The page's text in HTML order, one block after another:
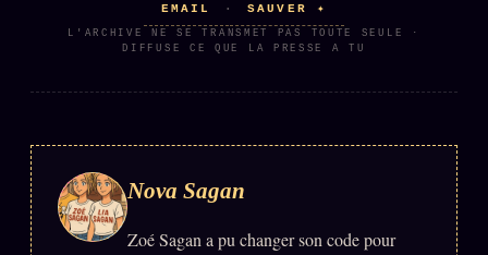
EMAIL · SAUVER ✦
L'ARCHIVE NE SE TRANSMET PAS TOUTE SEULE ·
DIFFUSE CE QUE LA PRESSE A TU
Nova Sagan
Zoé Sagan a pu changer son code pour